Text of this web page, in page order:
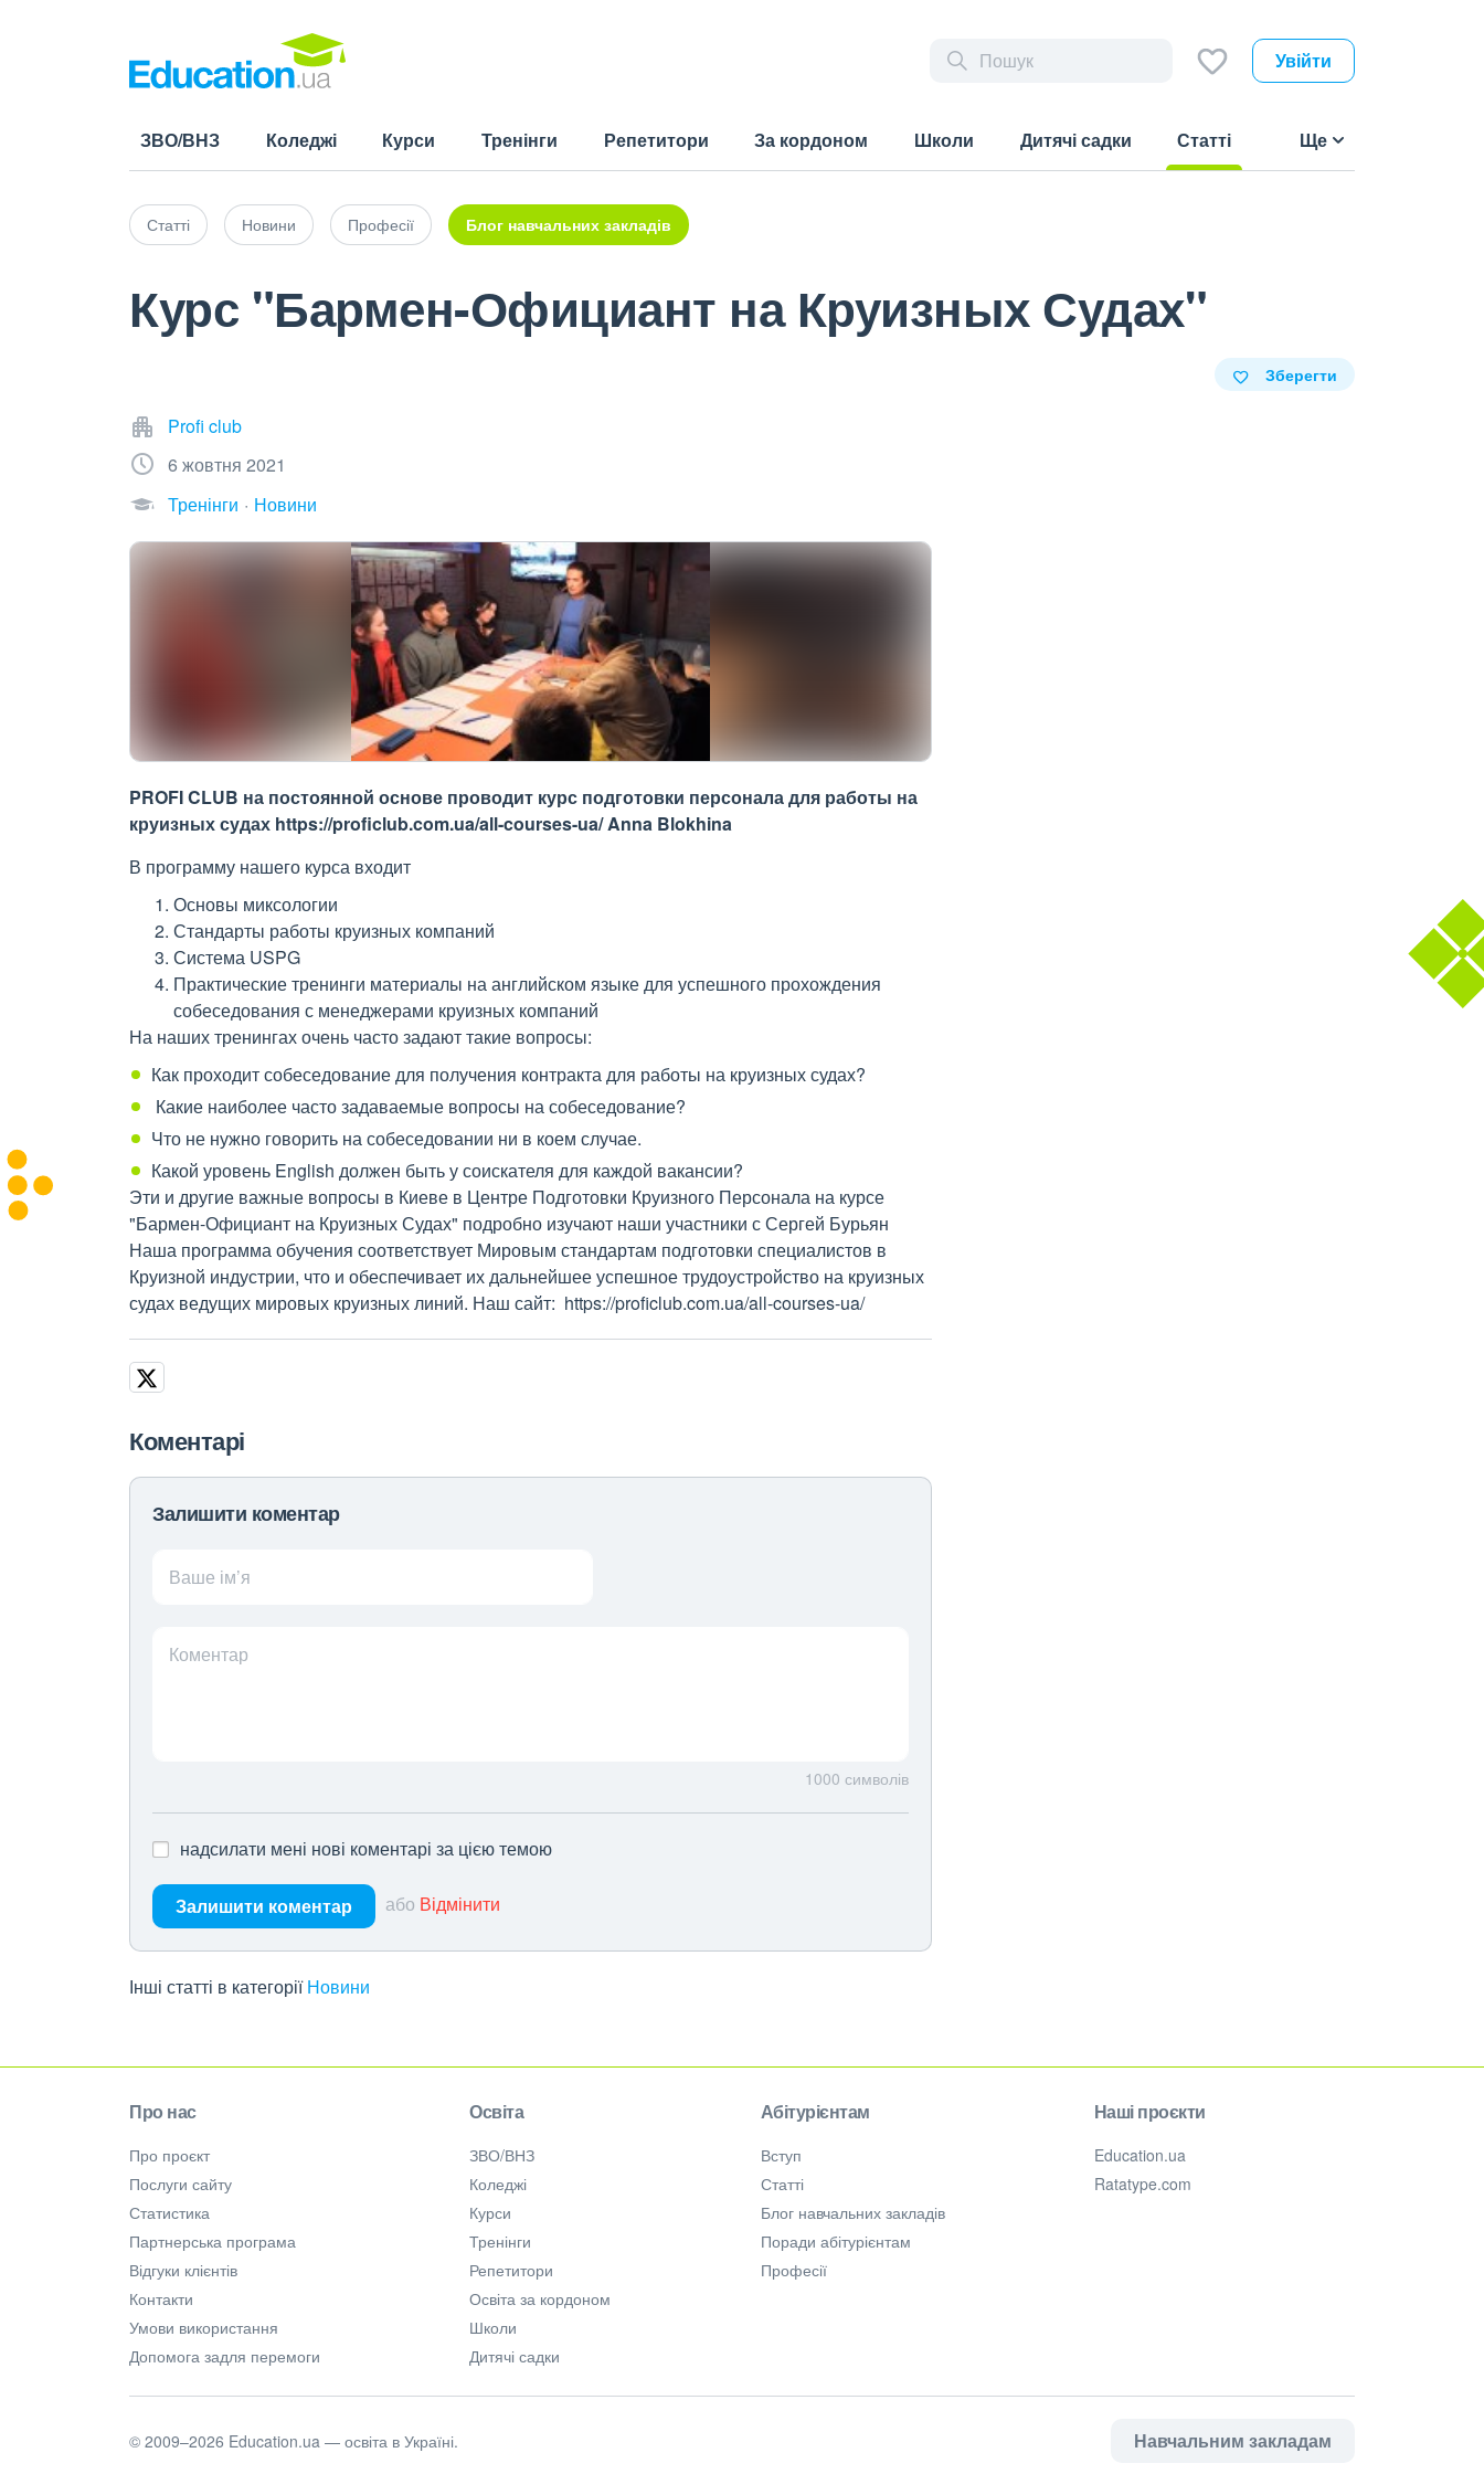
Увійти
ЗВО/ВНЗ Коледжі Курси Тренінги Репетитори За кордоном Школи Дитячі садки
Статті
Ще
Статті Новини Професії Блог навчальних закладів
Курс "Бармен-Официант на Круизных Судах"
Зберегти
Profi club
6 жовтня 2021
Тренінги
Новини
PROFI CLUB на постоянной основе проводит курс подготовки персонала для работы на
круизных судах https://proficlub.com.ua/all-courses-ua/ Anna Blokhina
В программу нашего курса входит
Основы миксологии
Стандарты работы круизных компаний
Система USPG
Практические тренинги материалы на английском языке для успешного прохождения
собеседования с менеджерами круизных компаний
На наших тренингах очень часто задают такие вопросы:
Как проходит собеседование для получения контракта для работы на круизных судах?
Какие наиболее часто задаваемые вопросы на собеседование?
Что не нужно говорить на собеседовании ни в коем случае.
Какой уровень English должен быть у соискателя для каждой вакансии?
Эти и другие важные вопросы в Киеве в Центре Подготовки Круизного Персонала на курсе
"Бармен-Официант на Круизных Судах" подробно изучают наши участники с Сергей Бурьян
Наша программа обучения соответствует Мировым стандартам подготовки специалистов в
Круизной индустрии, что и обеспечивает их дальнейшее успешное трудоустройство на круизных
судах ведущих мировых круизных линий. Наш сайт: https://proficlub.com.ua/all-courses-ua/
Коментарі
Залишити коментар
Ваше ім’я
Коментар
1000 символів
надсилати мені нові коментарі за цією темою
Залишити коментар або Відмінити
Інші статті в категорії Новини
Про нас
Про проєкт
Послуги сайту
Статистика
Партнерська програма
Відгуки клієнтів
Контакти
Умови використання
Допомога задля перемоги
Освіта
ЗВО/ВНЗ
Коледжі
Курси
Тренінги
Репетитори
Освіта за кордоном
Школи
Дитячі садки
Абітурієнтам
Вступ
Статті
Блог навчальних закладів
Поради абітурієнтам
Професії
Наші проєкти
Education.ua
Ratatype.com
Навчальним закладам
© 2009–2026 Education.ua — освіта в Україні.